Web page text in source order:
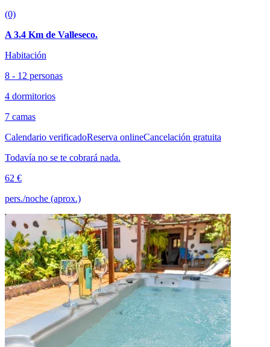
(0)
A 3.4 Km de Valleseco.
Habitación
8 - 12 personas
4 dormitorios
7 camas
Calendario verificadoReserva onlineCancelación gratuita
Todavía no se te cobrará nada.
62 €
pers./noche (aprox.)